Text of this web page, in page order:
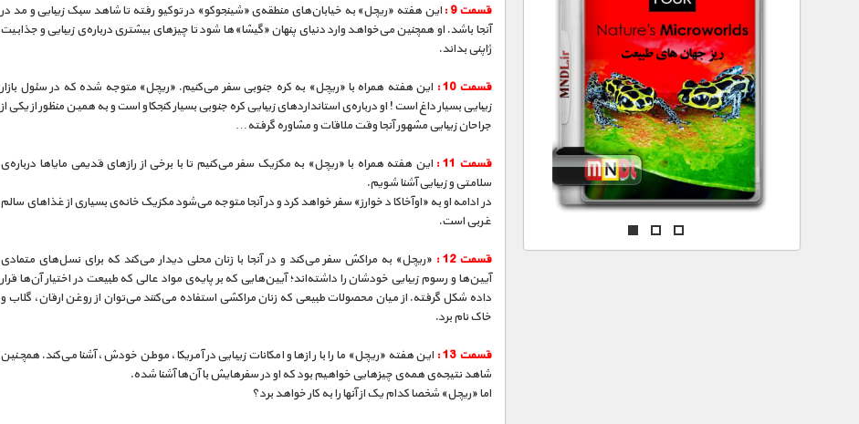
مستند های اختصاصی
قسمت 9 :
این هفته «ریچل» به خیابان‌های منطقه‌ی «شینجوکو» در توکیو رفته تا شاهد سبک زیبایی و مد در
آنجا باشد. او همچنین می‌خواهد وارد دنیای پنهان «گیشا»ها شود تا چیزهای بیشتری درباره‌ی زیبایی و جذابیت
ژاپنی بداند.
قسمت 10 :
این هفته همراه با «ریچل» به کره جنوبی سفر می‌کنیم. «ریچل» متوجه شده که در سئول بازار
زیبایی بسیار داغ است! او درباره‌ی استانداردهای زیبایی کره جنوبی بسیار کنجکاو است و به همین منظور از یکی از
جراحان زیبایی مشهور آنجا وقت ملاقات و مشاوره گرفته…
قسمت 11 :
این هفته همراه با «ریچل» به مکزیک سفر می‌کنیم تا با برخی از رازهای قدیمی مایاها در‌باره‌ی
سلامتی و زیبایی آشنا شویم.
در ادامه او به «اوآخاکا د خوارز» سفر خواهد کرد و در آنجا متوجه می‌شود مکزیک خانه‌ی بسیاری از غذاهای سالم
غربی است.
قسمت 12 :
«ریچل» به مراکش سفر می‌کند و در آنجا با زنان محلی دیدار می‌کند که برای نسل‌های متمادی
آیین‌ها و رسوم زیبایی خودشان را داشته‌اند؛ آیین‌هایی که بر پایه‌ی مواد عالی که طبیعت در اختیار آن‌ها قرار
داده شکل گرفته. از میان محصولات طبیعی که زنان مراکشی استفاده می‌کنند می‌توان از روغن ارقان، گلاب و
خاک نام برد.
قسمت 13 :
این هفته «ریچل» ما را با رازها و امکانات زیبایی در آمریکا، موطن خودش، آشنا می‌کند. همچنین
شاهد نتیجه‌ی همه‌ی چیزهایی خواهیم بود که او در سفرهایش با آن‌ها آشنا شده.
اما «ریچل» شخصا کدام یک از آنها را به کار خواهد برد؟